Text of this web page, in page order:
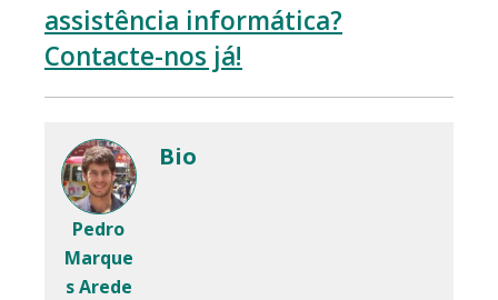
assistência informática?
Contacte-nos já!
Pedro
Marque
s Arede
Bio